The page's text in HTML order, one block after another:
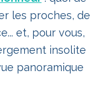
les proches, de
et, pour vous,
insolite
panoramique